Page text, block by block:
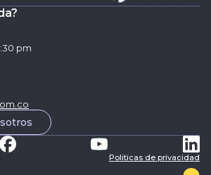
pm
Politicas de privacidad